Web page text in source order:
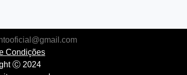
Condições
Ⓒ 2024